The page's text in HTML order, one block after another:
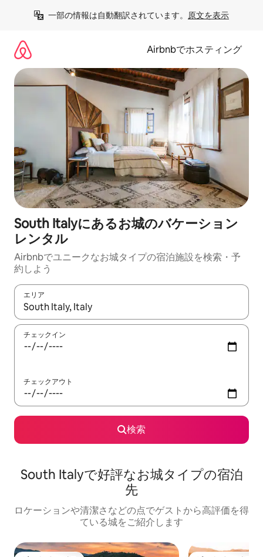
一部の情報は自動翻訳されています。 原文を表示
Airbnbでホスティング
South Italyにあるお城のバケーション
レンタル
Airbnbでユニークなお城タイプの宿泊施設を検索・予
約しよう
エリア
検索結果が表示されたら、上下の矢印キーを使って移動するか
チェックイン
チェックアウト
検索
South Italyで好評なお城タイプの宿泊
先
ロケーションや清潔さなどの点でゲストから高評価を得
ている城をご紹介します